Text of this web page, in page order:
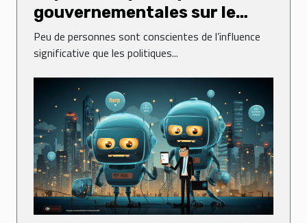
gouvernementales sur le
dynamisme des entreprises
Peu de personnes sont conscientes de l’influence
significative que les politiques...